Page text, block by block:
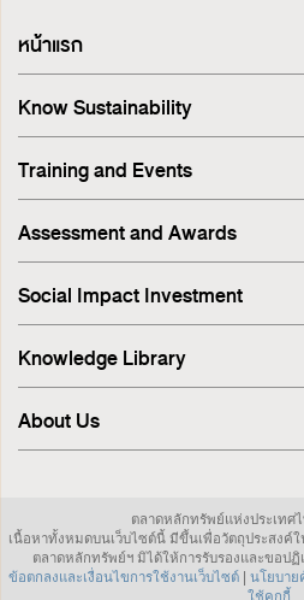
หน้าแรก
Know Sustainability
Sustainability at A Glance
Principles and Guidelines
Corporate Governance
Sustainability Management
Stakeholder Engagement &
ESG Risk
Sustainable Supply Chain
Environment
Innovation
Sustainability Disclosure &
Investor Relations
Training and Events
Training
Events
Assessment and Awards
Corporate Governance Report
SET ESG Ratings
FTSE Russell ESG Scores
ASEAN Corporate Governance
Sustainability Index
Sustainability Awards
IR Awards
Social Impact Investment
Knowledge Library
About Us
ตลาดหลักทรัพย์แห่งประเทศ
เนื้อหาทั้งหมดบนเว็บไซต์นี้ มีขึ้นเพื่อวัตถุประสงค์
ตลาดหลักทรัพย์ฯ มิได้ให้การรับรองและขอปฏิ
ข้อตกลงและเงื่อนไขการใช้งานเว็บไซต์| นโยบา
ใช้คุกกี้